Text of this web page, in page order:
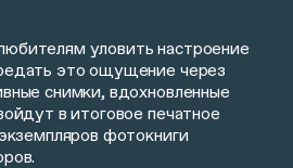
уловить настроение
это ощущение через
снимки, вдохновленные
в итоговое печатное
фотокниги